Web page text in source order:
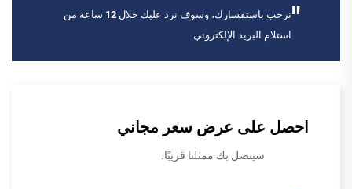
"
نرحب باستفسارك، وسوف نرد عليك خلال 12 ساعة من
استلام البريد الإلكتروني
احصل على عرض سعر مجاني
سيتصل بك ممثلنا قريبًا.